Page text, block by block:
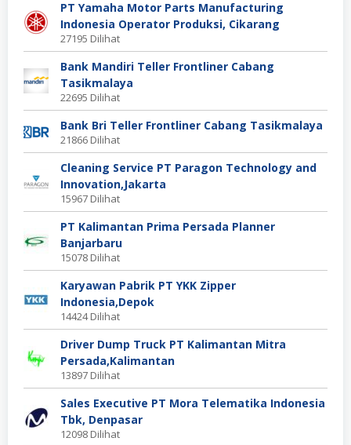
PT Yamaha Motor Parts Manufacturing
Indonesia Operator Produksi, Cikarang
27195 Dilihat
Bank Mandiri Teller Frontliner Cabang
Tasikmalaya
22695 Dilihat
Bank Bri Teller Frontliner Cabang Tasikmalaya
21866 Dilihat
Cleaning Service PT Paragon Technology and
Innovation,Jakarta
15967 Dilihat
PT Kalimantan Prima Persada Planner
Banjarbaru
15078 Dilihat
Karyawan Pabrik PT YKK Zipper
Indonesia,Depok
14424 Dilihat
Driver Dump Truck PT Kalimantan Mitra
Persada,Kalimantan
13897 Dilihat
Sales Executive PT Mora Telematika Indonesia
Tbk, Denpasar
12098 Dilihat